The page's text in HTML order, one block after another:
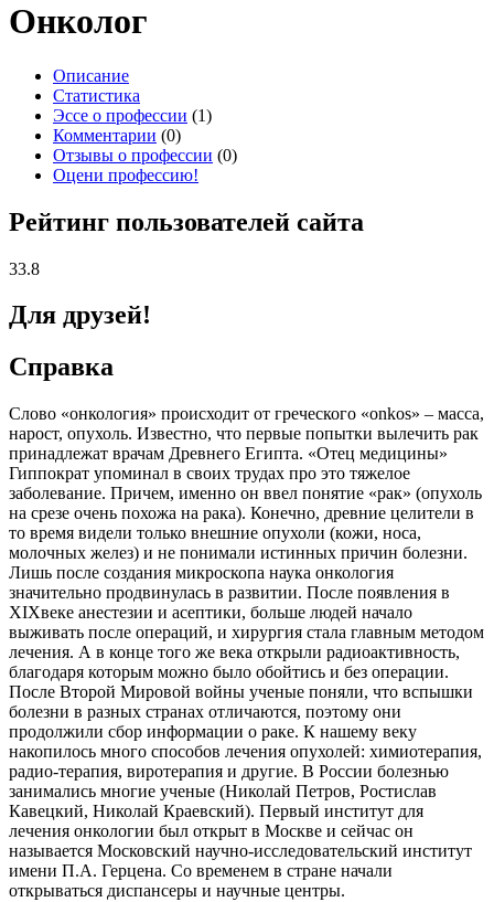
Онколог
Описание
Статистика
Эссе о профессии (1)
Комментарии (0)
Отзывы о профессии (0)
Оцени профессию!
Рейтинг пользователей сайта
33.8
Для друзей!
Справка
Слово «онкология» происходит от греческого «onkos» ­– масса,
нарост, опухоль. Известно, что первые попытки вылечить рак
принадлежат врачам Древнего Египта. «Отец медицины»
Гиппократ упоминал в своих трудах про это тяжелое
заболевание. Причем, именно он ввел понятие «рак» (опухоль
на срезе очень похожа на рака). Конечно, древние целители в
то время видели только внешние опухоли (кожи, носа,
молочных желез) и не понимали истинных причин болезни.
Лишь после создания микроскопа наука онкология
значительно продвинулась в развитии. После появления в
XIXвеке анестезии и асептики, больше людей начало
выживать после операций, и хирургия стала главным методом
лечения. А в конце того же века открыли радиоактивность,
благодаря которым можно было обойтись и без операции.
После Второй Мировой войны ученые поняли, что вспышки
болезни в разных странах отличаются, поэтому они
продолжили сбор информации о раке. К нашему веку
накопилось много способов лечения опухолей: химиотерапия,
радио-терапия, виротерапия и другие. В России болезнью
занимались многие ученые (Николай Петров, Ростислав
Кавецкий, Николай Краевский). Первый институт для
лечения онкологии был открыт в Москве и сейчас он
называется Московский научно-исследовательский институт
имени П.А. Герцена. Со временем в стране начали
открываться диспансеры и научные центры.